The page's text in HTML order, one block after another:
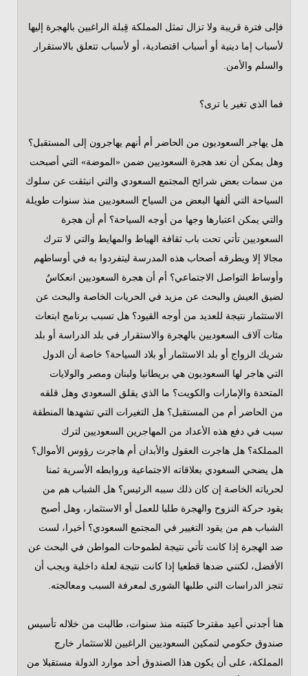
فإلى فترة قريبة ولا تزال تمثل المملكة قِبلة الراغبين بالهجرة إليها
لأسباب إما دينية أو أسباب اقتصادية، أو لأسباب تتعلق بالاستقرار
والسلم والأمن.
فما الذي تغير يا ترى؟
هل يهاجر السعوديون من الحاضر أم أنهم يهاجرون إلى المستقبل؟
وهل يمكن أن نعد هجرة السعوديين ضمن «الموضة» التي أصبحت
من سمات بعض شرائح المجتمع السعودي والتي انبثقت عن سلوك
السياحة التي ألفها البعض من السياح السعوديين منذ سنوات طويلة
والتي يمكن اعتبارها وجها من أوجه السياحة؟ أم أن هجرة
السعوديين تأتي تحت باب ثقافة الهياط والمهايط والتي لا تترك
مجالا إلا ويطرقه أصحاب هذه المدرسة ليتفردوا به في أوساطهم
وأوساط التواصل الاجتماعي؟ أم أن هجرة السعوديين انعكاسٌ
لضيق العيش والبحث عن مزيد في الحريات الخاصة والبحث عن
الاستثمار نتيجة للعديد من أوجه القيود؟ هل تسبب برنامج ابتعاث
مئات آلاف السعوديين بالهجرة والاستقرار في بلد الدراسة أو بلد
شريك الزواج أو بلد الاستثمار أو بلاد السياحة؟ خاصة أن الدول
التي هاجر لها السعوديون هي بريطانيا ولبنان ومصر والولايات
المتحدة والإمارات والكويت؟ ما الذي يقلق السعودي وهل قلقه
من الحاضر أم من المستقبل؟ هل التغيرات التي تشهدها المنطقة
سبب في دفع هذه الأعداد من المهاجرين السعوديين لترك
المملكة؟ هل هاجرت العقول والأبدان أم هاجرت رؤوس الأموال؟
هل يضحي السعودي بعلاقاته الاجتماعية وروابطه الأسرية ثمنا
لحرياته الخاصة إن كان ذلك سببه الرئيس؟ هل الشباب هم من
يقود حركة النزوح والهجرة طلبا للعمل أو الاستثمار، وهل أصبح
الشباب هم من يقود التغيير في المجتمع السعودي؟ أخيرا، لست
ضد الهجرة إذا كانت تأتي نتيجة لطموحات المواطن في البحث عن
الأفضل، لكنني ضدها قطعيا إذا كانت نتيجة لعلة داخلية ويجب أن
تنجز الدراسات التي طلبها الشورى لمعرفة السبب ومعالجته.
هنا أجدني أعيد مقترحا كتبته منذ سنوات، طالبت من خلاله تأسيس
صندوق حكومي لتمكين السعوديين الراغبين للاستثمار خارج
المملكة، على أن يكون هذا الصندوق أحد موارد الدولة مستقبلا من